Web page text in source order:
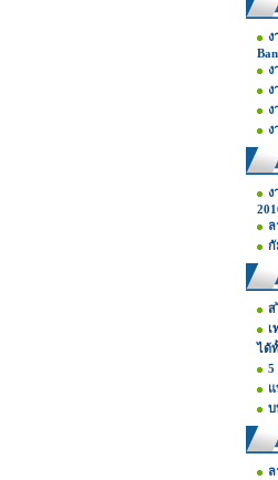
ง
ง
ง
ง
ง
ง
ล
กั
ส
เ
ได้
5
บ
ล